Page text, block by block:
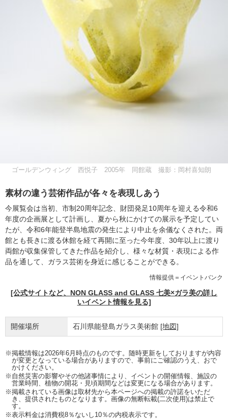
ゴールデンウィング 西悦子 2005年 同館蔵 撮影：岡村喜知朗
素材の違う芸術作品が各々を表現しあう
今展覧会は当初、市制20周年記念、財団発足10周年を迎える令和6
年度の企画展として計画し、夏から秋にかけての展示を予定してい
たが、令和6年能登半島地震の発生により中止を余儀なくされた。両
館とも長きに渡る休館を経て再開に至った今年度、30年以上に渡り
両館が収集保管してきた作品を紹介し、様々な材質・表現による作
品を通して、ガラス芸術を身近に感じることができる。
情報提供＝イベントバンク
[公式サイトなど、NON GLASS and GLASS 七美×ガラ美の詳し
いイベント情報を見る]
開催場所 石川県能登島ガラス美術館 [地図]
※掲載情報は2026年6月時点のものです。随時更新をしておりますが内容
が変更となっている場合がありますので、事前にご確認のうえ、おで
かけください。
※自然災害の影響やその他諸事情により、イベントの開催情報、施設の
営業時間、植物の開花・見頃期間などは変更になる場合があります。
※掲載されている画像は取材先から本ページへの掲載の許諾をいただ
き、提供されたものとなります。画像の無断転載(二次使用)は禁止で
す。
※表示料金は消費税8％ないし10％の内税表示です。